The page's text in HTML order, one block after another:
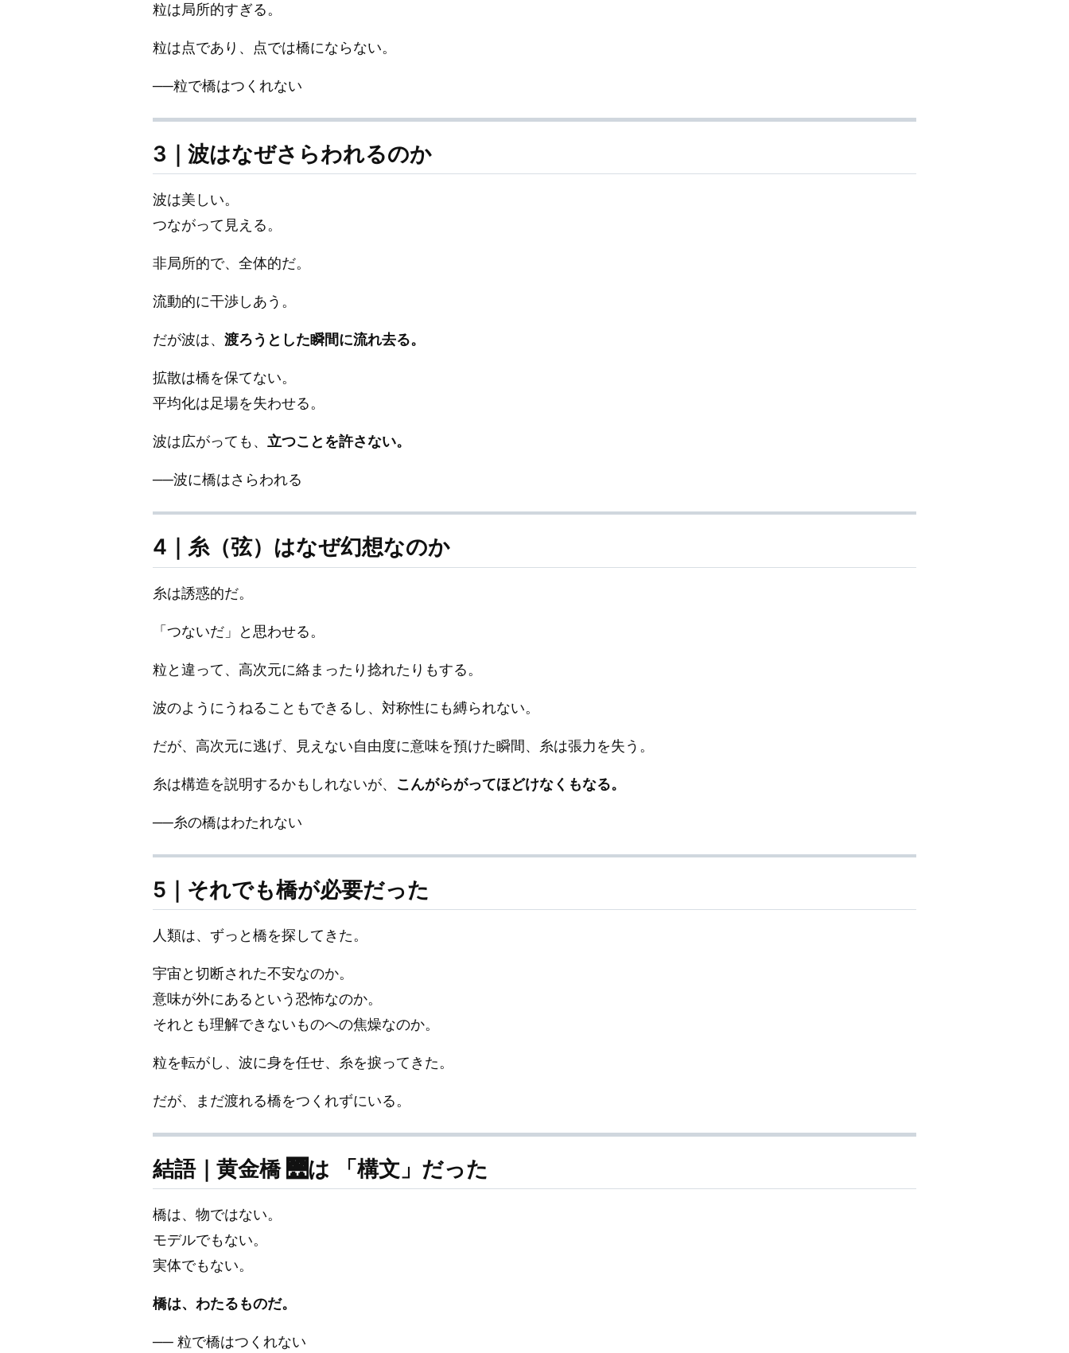
粒は局所的すぎる。
粒は点であり、点では橋にならない。
──粒で橋はつくれない
3｜波はなぜさらわれるのか
波は美しい。
つながって見える。
非局所的で、全体的だ。
流動的に干渉しあう。
だが波は、 渡ろうとした瞬間に流れ去る。
拡散は橋を保てない。
平均化は足場を失わせる。
波は広がっても、 立つことを許さない。
──波に橋はさらわれる
4｜糸（弦）はなぜ幻想なのか
糸は誘惑的だ。
「つないだ」と思わせる。
粒と違って、高次元に絡まったり捻れたりもする。
波のようにうねることもできるし、対称性にも縛られない。
だが、高次元に逃げ、見えない自由度に意味を預けた瞬間、糸は張力を失う。
糸は構造を説明するかもしれないが、 こんがらがってほどけなくもなる。
──糸の橋はわたれない
5｜それでも橋が必要だった
人類は、ずっと橋を探してきた。
宇宙と切断された不安なのか。
意味が外にあるという恐怖なのか。
それとも理解できないものへの焦燥なのか。
粒を転がし、波に身を任せ、糸を捩ってきた。
だが、まだ渡れる橋をつくれずにいる。
結語｜黄金橋 🌉は 「構文」だった
橋は、物ではない。
モデルでもない。
実体でもない。
橋は、わたるものだ。
── 粒で橋はつくれない